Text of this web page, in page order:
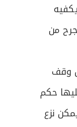
من
وقف
حكم
نزع